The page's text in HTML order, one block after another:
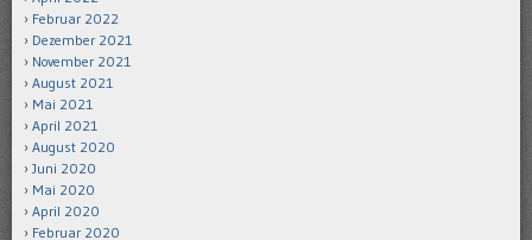
Februar 2022
Dezember 2021
November 2021
August 2021
Mai 2021
April 2021
August 2020
Juni 2020
Mai 2020
April 2020
Februar 2020